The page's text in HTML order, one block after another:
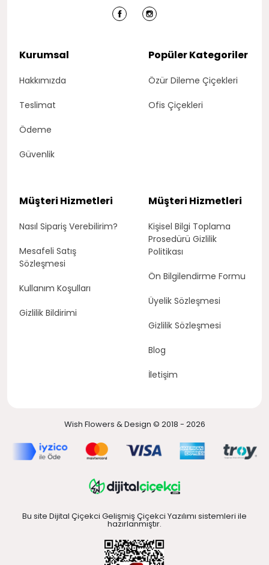
Kurumsal
Hakkımızda
Teslimat
Ödeme
Güvenlik
Popüler Kategoriler
Özür Dileme Çiçekleri
Ofis Çiçekleri
Müşteri Hizmetleri
Nasıl Sipariş Verebilirim?
Mesafeli Satış
Sözleşmesi
Kullanım Koşulları
Gizlilik Bildirimi
Müşteri Hizmetleri
Kişisel Bilgi Toplama
Prosedürü Gizlilik
Politikası
Ön Bilgilendirme Formu
Üyelik Sözleşmesi
Gizlilik Sözleşmesi
Blog
İletişim
Wish Flowers & Design © 2018 - 2026
Bu site Dijital Çiçekci Gelişmiş Çiçekci Yazılımı sistemleri ile
hazırlanmıştır.